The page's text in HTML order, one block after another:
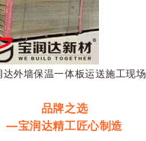
达外墙保温一体板运送施工现场
品牌之选
—宝润达精工匠心制造